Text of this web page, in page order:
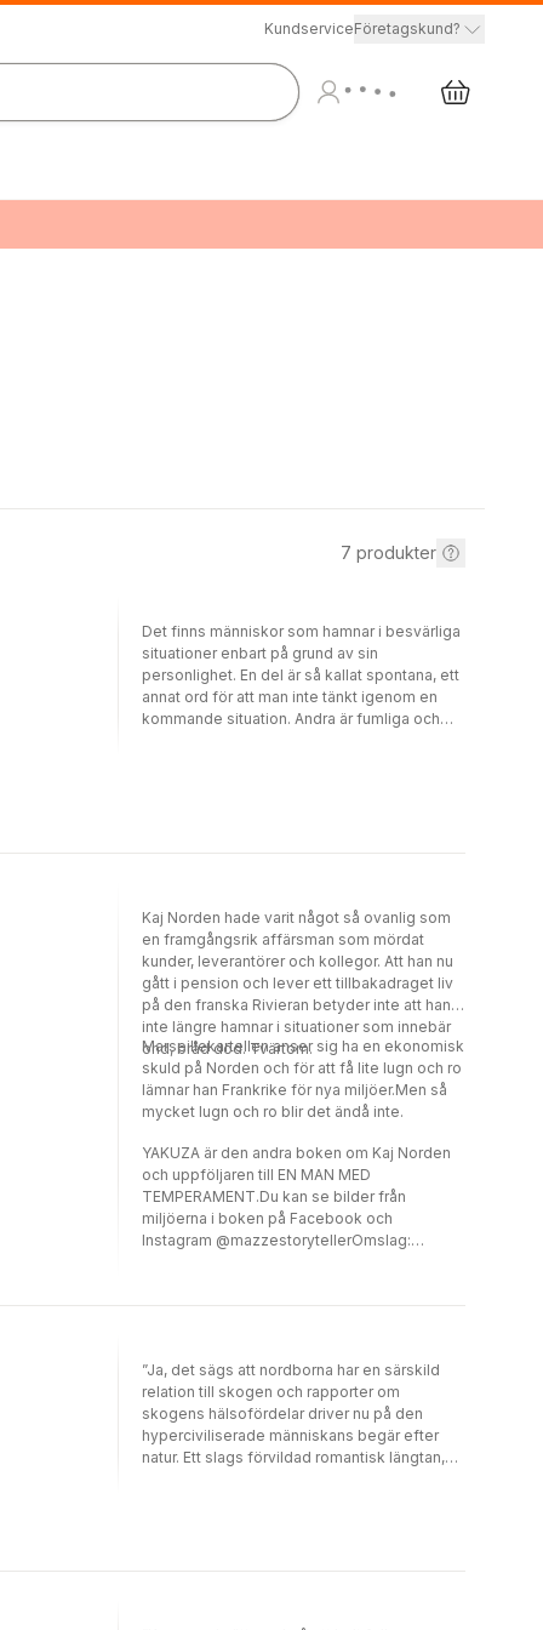
KundserviceFöretagskund?
7 produkter
Det finns människor som hamnar i besvärliga
situationer enbart på grund av sin
personlighet. En del är så kallat spontana, ett
annat ord för att man inte tänkt igenom en
kommande situation. Andra är fumliga och
inte är medvetna om vad de gör. Och så finns
analytiska och beräknande för att utnyttja
den aggressiva läggningen till sin egen
fördel. Människor som Kaj Nordén. Tycker du
att du känner igen personer eller situationer i
den här boken, så grattis; Du har god fantasi!
Du kanske skall skriva en bok själv? All
handling och alla personer i denna bok är
påhittade. Likheter med verkliga händelser är
ren slump.
Kaj Norden hade varit något så ovanlig som
en framgångsrik affärsman som mördat
kunder, leverantörer och kollegor. Att han nu
gått i pension och lever ett tillbakadraget liv
på den franska Rivieran betyder inte att han
inte längre hamnar i situationer som innebär
ond, bråd död. Tvärtom.
Marseillekartellen anser sig ha en ekonomisk
skuld på Norden och för att få lite lugn och ro
lämnar han Frankrike för nya miljöer.Men så
mycket lugn och ro blir det ändå inte.
YAKUZA är den andra boken om Kaj Norden
och uppföljaren till EN MAN MED
TEMPERAMENT.Du kan se bilder från
miljöerna i boken på Facebook och
lnstagram @mazzestorytellerOmslag:
”Ja, det sägs att nordborna har en särskild
relation till skogen och rapporter om
skogens hälsofördelar driver nu på den
hyperciviliserade människans begär efter
natur. Ett slags förvildad romantisk längtan,